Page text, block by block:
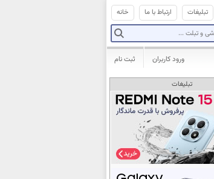
خانه ارتباط با ما تبلیغات
ثبت نام ورود کاربران
تبلیغات